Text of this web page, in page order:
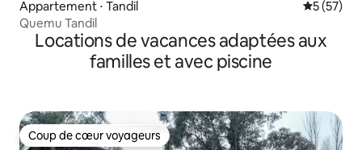
Appartement ⋅ Tandil
5 (57)
Quemu Tandil
Locations de vacances adaptées aux
familles et avec piscine
Coup de cœur voyageurs
Coup de cœur voyageurs